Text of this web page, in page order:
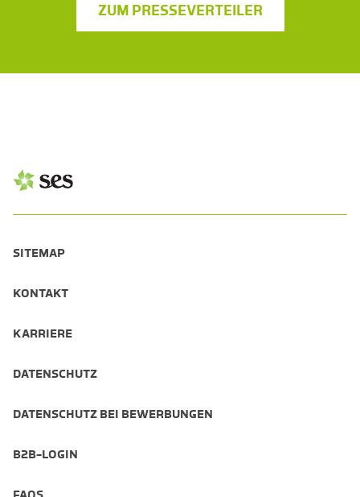
ZUM PRESSEVERTEILER
SITEMAP
KONTAKT
KARRIERE
DATENSCHUTZ
DATENSCHUTZ BEI BEWERBUNGEN
B2B-LOGIN